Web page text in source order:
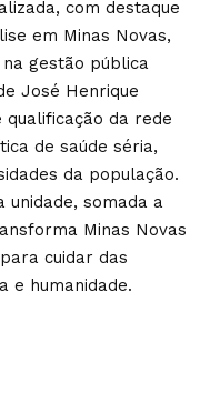
com destaque
em Minas Novas,
gestão pública
José Henrique
qualificação da rede
de saúde séria,
da população.
unidade, somada a
Minas Novas
cuidar das
e humanidade.